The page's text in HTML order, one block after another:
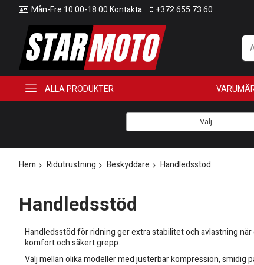
Mån-Fre 10:00-18:00 Kontakta +372 655 73 60
ALLA PRODUKTER
Välj ...
Hem Ridutrustning Beskyddare Handledsstöd
Handledsstöd
Handledsstöd för ridning ger extra stabilitet och avlastning
komfort och säkert grepp.
Välj mellan olika modeller med justerbar kompression, smidig